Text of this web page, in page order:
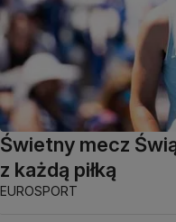
Świetny mecz
z każdą piłką
EUROSPORT